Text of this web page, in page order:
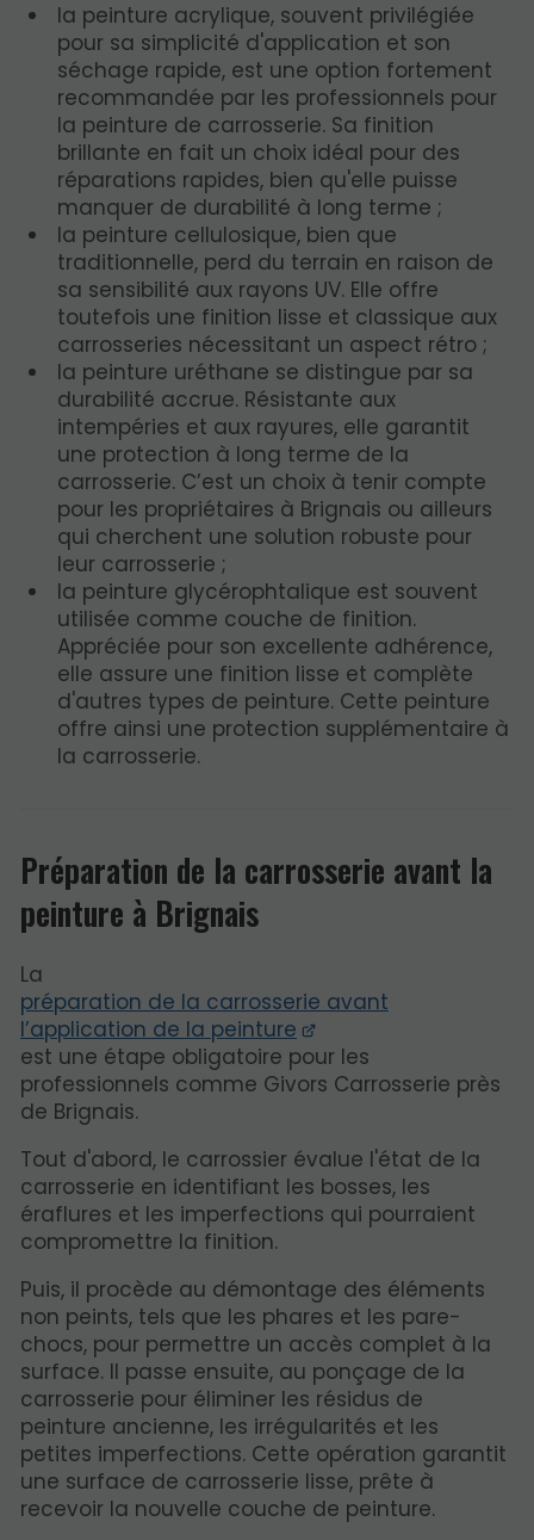
la peinture acrylique, souvent privilégiée
pour sa simplicité d'application et son
séchage rapide, est une option fortement
recommandée par les professionnels pour
la peinture de carrosserie. Sa finition
brillante en fait un choix idéal pour des
réparations rapides, bien qu'elle puisse
manquer de durabilité à long terme ;
la peinture cellulosique, bien que
traditionnelle, perd du terrain en raison de
sa sensibilité aux rayons UV. Elle offre
toutefois une finition lisse et classique aux
carrosseries nécessitant un aspect rétro ;
la peinture uréthane se distingue par sa
durabilité accrue. Résistante aux
intempéries et aux rayures, elle garantit
une protection à long terme de la
carrosserie. C’est un choix à tenir compte
pour les propriétaires à Brignais ou ailleurs
qui cherchent une solution robuste pour
leur carrosserie ;
la peinture glycérophtalique est souvent
utilisée comme couche de finition.
Appréciée pour son excellente adhérence,
elle assure une finition lisse et complète
d'autres types de peinture. Cette peinture
offre ainsi une protection supplémentaire à
la carrosserie.
Préparation de la carrosserie avant la
peinture à Brignais
La
préparation de la carrosserie avant
l’application de la peinture
est une étape obligatoire pour les
professionnels comme Givors Carrosserie près
de Brignais.
Tout d'abord, le carrossier évalue l'état de la
carrosserie en identifiant les bosses, les
éraflures et les imperfections qui pourraient
compromettre la finition.
Puis, il procède au démontage des éléments
non peints, tels que les phares et les pare-
chocs, pour permettre un accès complet à la
surface. Il passe ensuite, au ponçage de la
carrosserie pour éliminer les résidus de
peinture ancienne, les irrégularités et les
petites imperfections. Cette opération garantit
une surface de carrosserie lisse, prête à
recevoir la nouvelle couche de peinture.